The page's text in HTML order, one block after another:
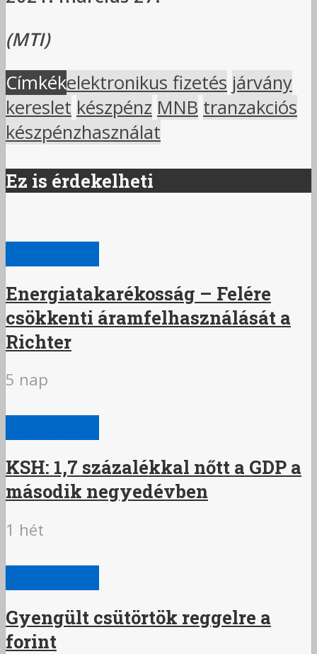
(MTI)
Címkékelektronikus fizetés járvány
kereslet készpénz MNB tranzakciós
készpénzhasználat
Ez is érdekelheti
Energiatakarékosság – Felére
csökkenti áramfelhasználását a
Richter
5 nap
KSH: 1,7 százalékkal nőtt a GDP a
második negyedévben
1 hét
Gyengült csütörtök reggelre a
forint